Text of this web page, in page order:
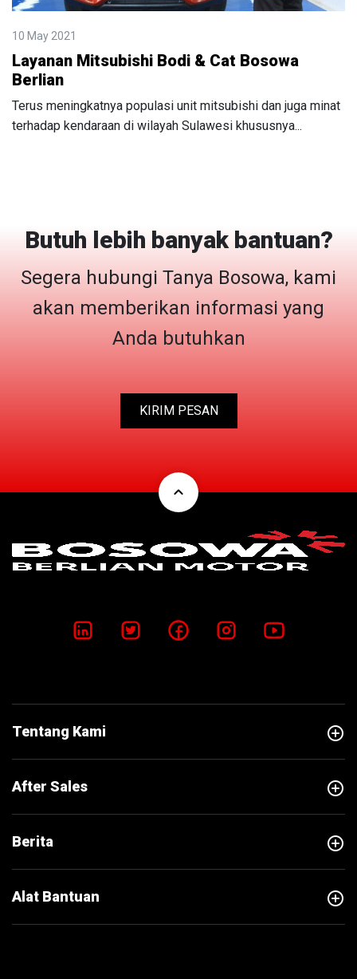
10 May 2021
Layanan Mitsubishi Bodi & Cat Bosowa
Berlian
Terus meningkatnya populasi unit mitsubishi dan juga minat
terhadap kendaraan di wilayah Sulawesi khususnya...
Butuh lebih banyak bantuan?
Segera hubungi Tanya Bosowa, kami
akan memberikan informasi yang
Anda butuhkan
KIRIM PESAN
expand_less
Tentang Kami add_circle
After Sales add_circle
Berita add_circle
Alat Bantuan add_circle